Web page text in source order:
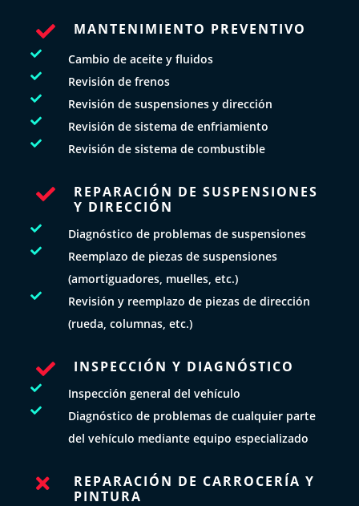
 MANTENIMIENTO PREVENTIVO
 Cambio de aceite y fluidos
 Revisión de frenos
 Revisión de suspensiones y dirección
 Revisión de sistema de enfriamiento
 Revisión de sistema de combustible

REPARACIÓN DE SUSPENSIONES
Y DIRECCIÓN
 Diagnóstico de problemas de suspensiones

Reemplazo de piezas de suspensiones
(amortiguadores, muelles, etc.)

Revisión y reemplazo de piezas de dirección
(rueda, columnas, etc.)
 INSPECCIÓN Y DIAGNÓSTICO
 Inspección general del vehículo

Diagnóstico de problemas de cualquier parte
del vehículo mediante equipo especializado

REPARACIÓN DE CARROCERÍA Y
PINTURA